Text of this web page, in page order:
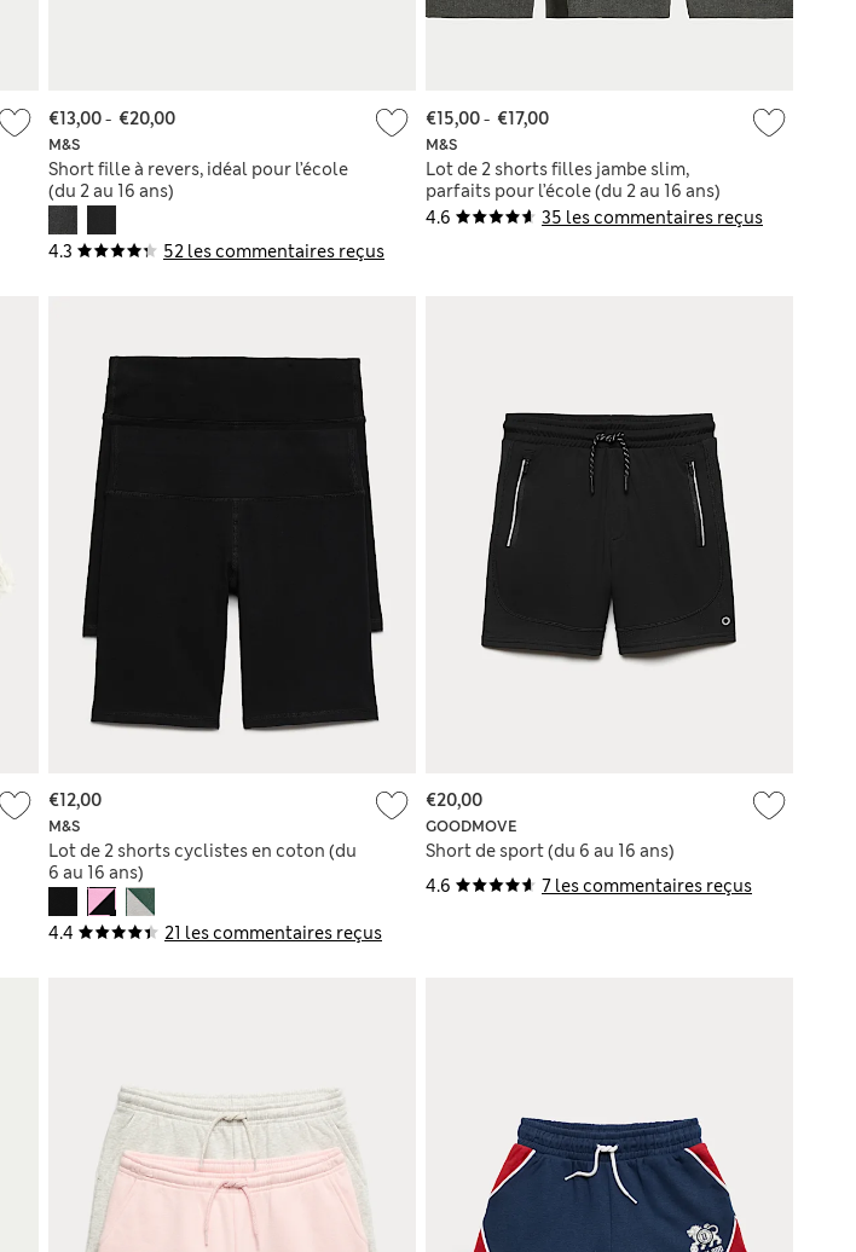
4.3 52 les commentaires reçus
M&S
Short fille à revers, idéal pour l’école
(du 2 au 16 ans)
€13,00- €20,00
4.6 35 les commentaires reçus
M&S
Lot de 2 shorts filles jambe slim,
parfaits pour l’école (du 2 au 16 ans)
€15,00- €17,00
4.4 21 les commentaires reçus
M&S
Lot de 2 shorts cyclistes en coton (du
6 au 16 ans)
€12,00
4.6 7 les commentaires reçus
GOODMOVE
Short de sport (du 6 au 16 ans)
€20,00